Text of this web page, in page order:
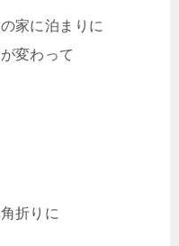
家に泊まりに
変わって
折りに